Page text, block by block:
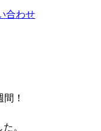
合わせ
！
。